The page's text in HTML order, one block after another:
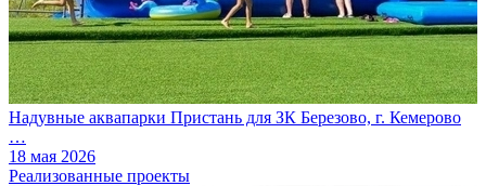
Надувные аквапарки Пристань для ЗК Березово, г. Кемерово
…
18 мая 2026
Реализованные проекты